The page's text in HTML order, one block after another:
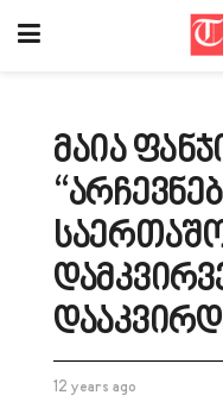
მაია
12 years ago